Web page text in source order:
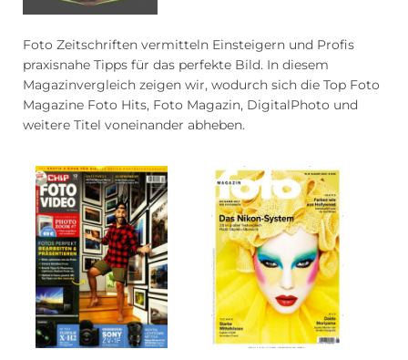
Blumen Abo Dating App Abo
eBook Abo
Fitness Abo Hörbuch Abo
Kino Abo Kochbox Abo
Foto Zeitschriften vermitteln Einsteigern und Profis
praxisnahe Tipps für das perfekte Bild. In diesem
Magazinvergleich zeigen wir, wodurch sich die Top Foto
Magazine Foto Hits, Foto Magazin, DigitalPhoto und
weitere Titel voneinander abheben.